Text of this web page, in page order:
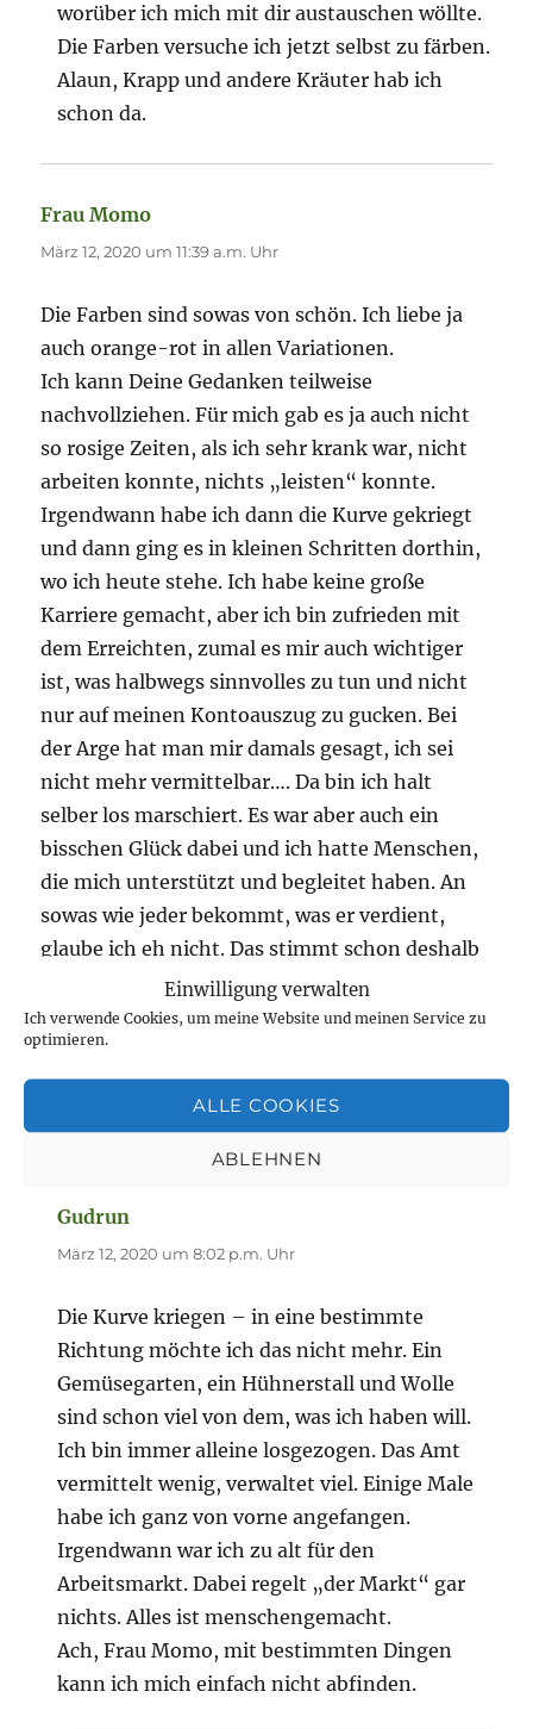
Einwilligung verwalten
Ich verwende Cookies, um meine Website und meinen Service zu
optimieren.
ALLE COOKIES
ABLEHNEN
worüber ich mich mit dir austauschen wöllte.
Die Farben versuche ich jetzt selbst zu färben.
Alaun, Krapp und andere Kräuter hab ich
schon da.
Frau Momo
März 12, 2020 um 11:39 a.m. Uhr
Die Farben sind sowas von schön. Ich liebe ja
auch orange-rot in allen Variationen.
Ich kann Deine Gedanken teilweise
nachvollziehen. Für mich gab es ja auch nicht
so rosige Zeiten, als ich sehr krank war, nicht
arbeiten konnte, nichts „leisten“ konnte.
Irgendwann habe ich dann die Kurve gekriegt
und dann ging es in kleinen Schritten dorthin,
wo ich heute stehe. Ich habe keine große
Karriere gemacht, aber ich bin zufrieden mit
dem Erreichten, zumal es mir auch wichtiger
ist, was halbwegs sinnvolles zu tun und nicht
nur auf meinen Kontoauszug zu gucken. Bei
der Arge hat man mir damals gesagt, ich sei
nicht mehr vermittelbar…. Da bin ich halt
selber los marschiert. Es war aber auch ein
bisschen Glück dabei und ich hatte Menschen,
die mich unterstützt und begleitet haben. An
sowas wie jeder bekommt, was er verdient,
glaube ich eh nicht. Das stimmt schon deshalb
nicht, weil nicht alle die gleichen
Ausgangsvoraussetzungen haben. Und nicht
jeder hat vielleicht immer die Kraft und die
Möglichkeiten, aus Situationen
rauszukommen, Veränderungen zu gestalten.
Gudrun
März 12, 2020 um 8:02 p.m. Uhr
Die Kurve kriegen – in eine bestimmte
Richtung möchte ich das nicht mehr. Ein
Gemüsegarten, ein Hühnerstall und Wolle
sind schon viel von dem, was ich haben will.
Ich bin immer alleine losgezogen. Das Amt
vermittelt wenig, verwaltet viel. Einige Male
habe ich ganz von vorne angefangen.
Irgendwann war ich zu alt für den
Arbeitsmarkt. Dabei regelt „der Markt“ gar
nichts. Alles ist menschengemacht.
Ach, Frau Momo, mit bestimmten Dingen
kann ich mich einfach nicht abfinden.